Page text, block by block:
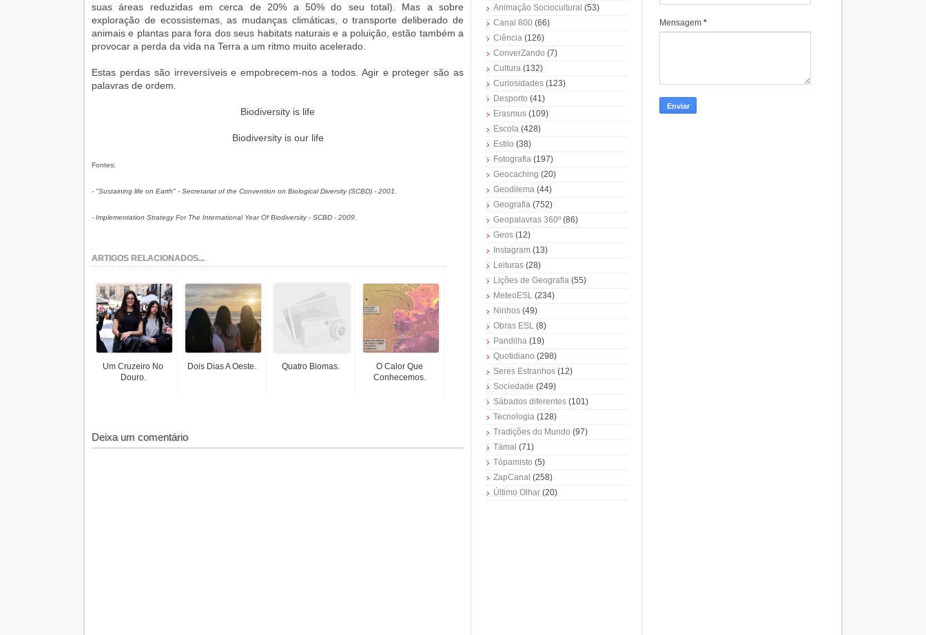
suas áreas reduzidas em cerca de 20% a 50% do seu total). Mas a sobre
exploração de ecossistemas, as mudanças climáticas, o transporte deliberado de
animais e plantas para fora dos seus habitats naturais e a poluição, estão também a
provocar a perda da vida na Terra a um ritmo muito acelerado.
Estas perdas são irreversíveis e empobrecem-nos a todos. Agir e proteger são as
palavras de ordem.
Biodiversity is life
Biodiversity is our life
Fontes:
- "Sustaining life on Earth" - Secretariat of the Convention on Biological Diversity (SCBD) - 2001.
- Implementation Strategy For The International Year Of Biodiversity - SCBD - 2009.
ARTIGOS RELACIONADOS...
Um Cruzeiro No
Douro.
Dois Dias A Oeste. Quatro Biomas.
O Calor Que
Conhecemos.
Deixa um comentário
Animação Sociocultural (53)
Canal 800 (66)
Ciência (126)
ConverZando (7)
Cultura (132)
Curiosidades (123)
Desporto (41)
Erasmus (109)
Escola (428)
Estilo (38)
Fotografia (197)
Geocaching (20)
Geodilema (44)
Geografia (752)
Geopalavras 360º (86)
Geos (12)
Instagram (13)
Leituras (28)
Lições de Geografia (55)
MeteoESL (234)
Ninhos (49)
Obras ESL (8)
Pandilha (19)
Quotidiano (298)
Seres Estranhos (12)
Sociedade (249)
Sábados diferentes (101)
Tecnologia (128)
Tradições do Mundo (97)
Támal (71)
Tópamisto (5)
ZapCanal (258)
Último Olhar (20)
Mensagem *